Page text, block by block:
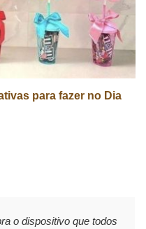
para fazer no Dia
o dispositivo que todos